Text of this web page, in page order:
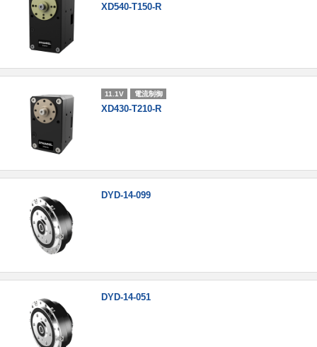
XD540-T150-R
11.1V 電流制御
XD430-T210-R
DYD-14-099
DYD-14-051